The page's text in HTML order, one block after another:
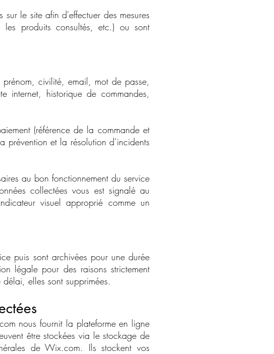
le site afin d'effectuer des mesures
produits consultés, etc.) ou sont
prénom, civilité, email, mot de passe,
internet, historique de commandes,
(référence de la commande et
prévention et la résolution d’incidents
au bon fonctionnement du service
collectées vous est signalé au
visuel approprié comme un
puis sont archivées pour une durée
légale pour des raisons strictement
elles sont supprimées.
nous fournit la plateforme en ligne
être stockées via le stockage de
de Wix.com. Ils stockent vos